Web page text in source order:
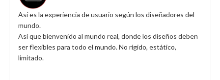
Así es la experiencia de usuario según los diseñadores del
mundo.
Así que bienvenido al mundo real, donde los diseños deben
ser flexibles para todo el mundo. No rígido, estático,
limitado.